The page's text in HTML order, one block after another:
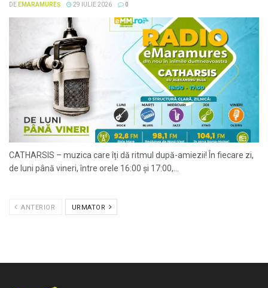
DE EMARAMUREȘ 29 IULIE 2026 0
CATHARSIS – muzica care îți dă ritmul după-amiezii! În fiecare zi,
de luni până vineri, între orele 16:00 și 17:00,...
ANTERIOR URMATOR